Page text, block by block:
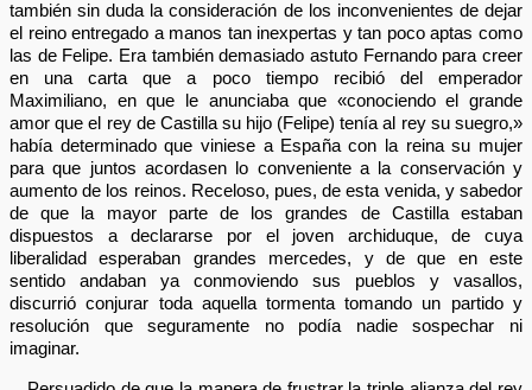
también sin duda la consideración de los inconvenientes de dejar
el reino entregado a manos tan inexpertas y tan poco aptas como
las de Felipe. Era también demasiado astuto Fernando para creer
en una carta que a poco tiempo recibió del emperador
Maximiliano, en que le anunciaba que «conociendo el grande
amor que el rey de Castilla su hijo (Felipe) tenía al rey su suegro,»
había determinado que viniese a España con la reina su mujer
para que juntos acordasen lo conveniente a la conservación y
aumento de los reinos. Receloso, pues, de esta venida, y sabedor
de que la mayor parte de los grandes de Castilla estaban
dispuestos a declararse por el joven archiduque, de cuya
liberalidad esperaban grandes mercedes, y de que en este
sentido andaban ya conmoviendo sus pueblos y vasallos,
discurrió conjurar toda aquella tormenta tomando un partido y
resolución que seguramente no podía nadie sospechar ni
imaginar.